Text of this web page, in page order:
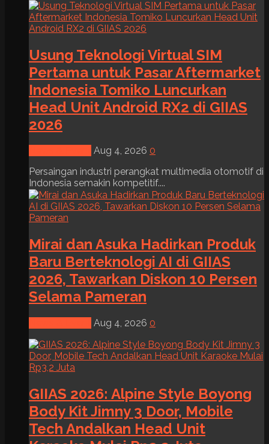
Usung Teknologi Virtual SIM
Pertama untuk Pasar Aftermarket
Indonesia Tomiko Luncurkan
Head Unit Android RX2 di GIIAS
2026
Aug 4, 2026 0
Persaingan industri perangkat multimedia otomotif di
Indonesia semakin kompetitif....
Mirai dan Asuka Hadirkan Produk
Baru Berteknologi AI di GIIAS
2026, Tawarkan Diskon 10 Persen
Selama Pameran
Aug 4, 2026 0
GIIAS 2026: Alpine Style Boyong
Body Kit Jimny 3 Door, Mobile
Tech Andalkan Head Unit